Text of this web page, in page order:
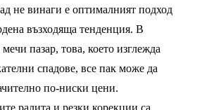
не винаги е оптималният подход
възходяща тенденция. В
пазар, това, което изглежда
спадове, все пак може да
по-ниски цени.
ралита и резки корекции са